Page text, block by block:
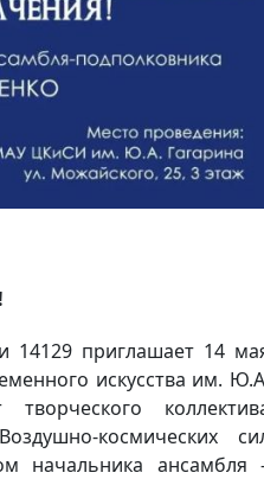
14129 приглашает 14
искусства им.
космических
начальника ансамбля